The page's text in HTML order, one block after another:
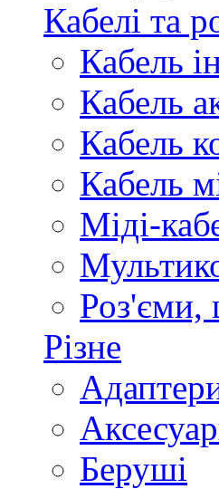
Кабелі та
Кабель
Кабель
Кабель
Кабель
Міді-
Роз'єми,
Різне
Беруші